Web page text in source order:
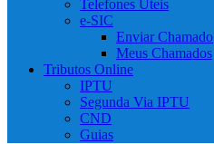
Telefones Úteis
e-SIC
Enviar Chamado
Meus Chamados
Tributos Online
IPTU
Segunda Via IPTU
CND
Guias